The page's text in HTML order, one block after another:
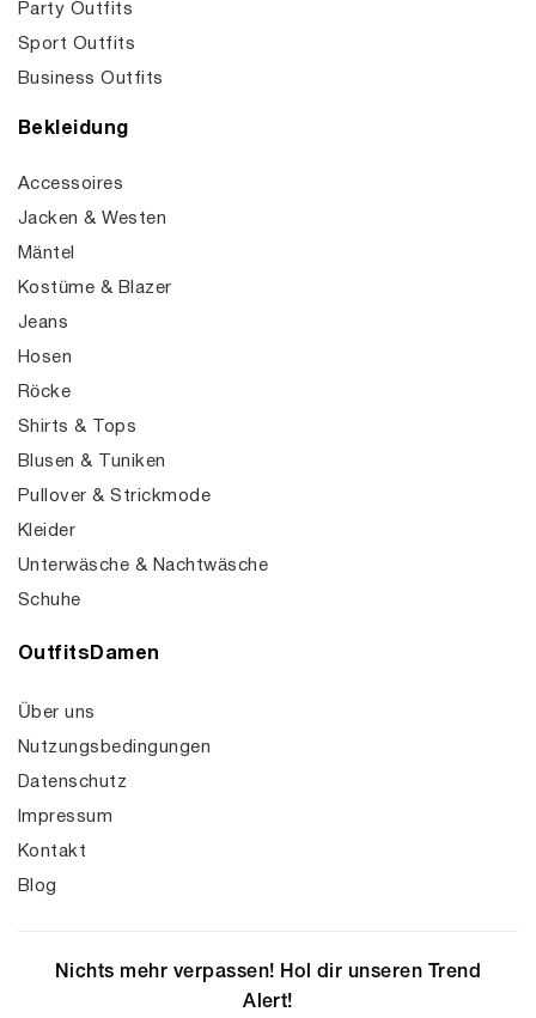
Party Outfits
Sport Outfits
Business Outfits
Bekleidung
Accessoires
Jacken & Westen
Mäntel
Kostüme & Blazer
Jeans
Hosen
Röcke
Shirts & Tops
Blusen & Tuniken
Pullover & Strickmode
Kleider
Unterwäsche & Nachtwäsche
Schuhe
OutfitsDamen
Über uns
Nutzungsbedingungen
Datenschutz
Impressum
Kontakt
Blog
Nichts mehr verpassen! Hol dir unseren Trend
Alert!